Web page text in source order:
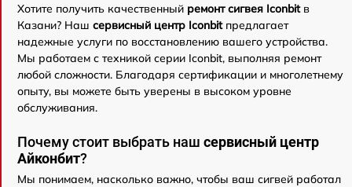
Хотите получить качественный ремонт сигвея Iconbitв
Казани? Наш сервисный центр Iconbitпредлагает
надежные услуги по восстановлению вашего устройства.
Мы работаем с техникой серии Iconbit, выполняя ремонт
любой сложности. Благодаря сертификации и многолетнему
опыту, вы можете быть уверены в высоком уровне
обслуживания.
Почему стоит выбрать наш сервисный центр
Айконбит?
Мы понимаем, насколько важно, чтобы ваш сигвей работал